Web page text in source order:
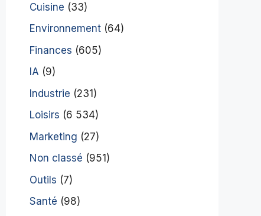
Cuisine (33)
Environnement (64)
Finances (605)
IA (9)
Industrie (231)
Loisirs (6 534)
Marketing (27)
Non classé (951)
Outils (7)
Santé (98)